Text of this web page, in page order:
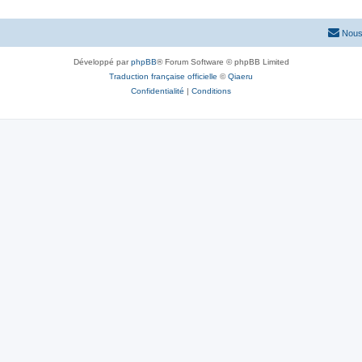
e
s
n
s
Développé parphpBB® Forum Software © phpBB Limited
Traduction française officielle ©Qiaeru
Confidentialité | Conditions